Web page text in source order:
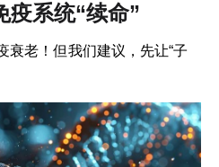
疫系统“续命”
衰老！但我们建议，先让“子